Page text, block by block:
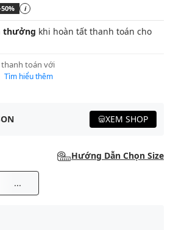
i
thưởng khi hoàn tất thanh toán cho
toán với
Tìm hiểu thêm
XEM SHOP
Hướng Dẫn Chọn Size
...